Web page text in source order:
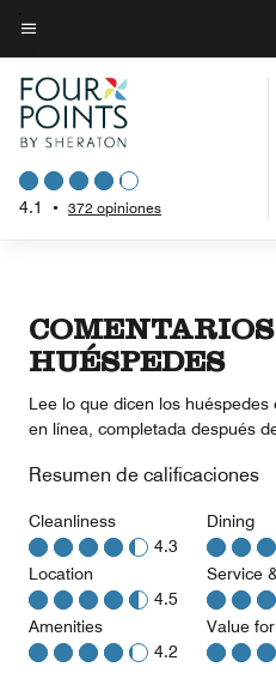
Skip
to
main
content
Texto del menú
4.1 • 372 opiniones
HUÉSPEDES
Lee lo que dicen los
en línea, completada después
Resumen de calificaciones
Cleanliness
4.3
Location
4.5
Amenities
4.2
Dining
Service
Value